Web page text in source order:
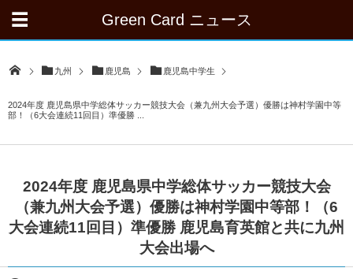
Green Card ニュース
九州 鹿児島 鹿児島中学生
2024年度 鹿児島県中学総体サッカー競技大会（兼九州大会予選）優勝は神村学園中等
部！（6大会連続11回目）準優勝 ...
2024年度 鹿児島県中学総体サッカー競技大会
（兼九州大会予選）優勝は神村学園中等部！（6
大会連続11回目）準優勝 鹿児島育英館と共に九州
大会出場へ